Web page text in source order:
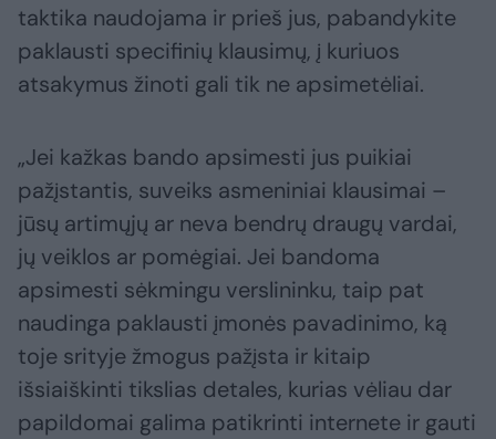
taktika naudojama ir prieš jus, pabandykite
paklausti specifinių klausimų, į kuriuos
atsakymus žinoti gali tik ne apsimetėliai.
„Jei kažkas bando apsimesti jus puikiai
pažįstantis, suveiks asmeniniai klausimai –
jūsų artimųjų ar neva bendrų draugų vardai,
jų veiklos ar pomėgiai. Jei bandoma
apsimesti sėkmingu verslininku, taip pat
naudinga paklausti įmonės pavadinimo, ką
toje srityje žmogus pažįsta ir kitaip
išsiaiškinti tikslias detales, kurias vėliau dar
papildomai galima patikrinti internete ir gauti